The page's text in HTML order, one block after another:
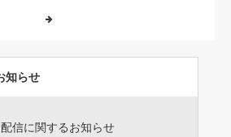
知らせ
信に関するお知らせ